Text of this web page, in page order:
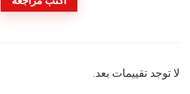
لا توجد تقييمات بعد.